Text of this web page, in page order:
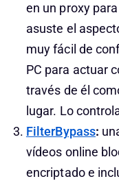
en un proxy
asuste el
muy fácil de
PC para actuar
través de él
lugar. Lo
FilterBypass:
vídeos online
encriptado e